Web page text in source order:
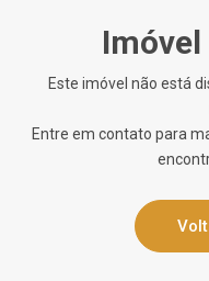
Este imóvel não está
Entre em contato para